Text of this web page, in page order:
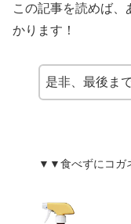
この記事を読めば、
かります！
是非、最後ま
▼▼食べずにコガ